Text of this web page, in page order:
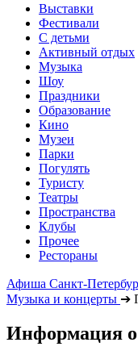
Выставки
Фестивали
С детьми
Активный отдых
Музыка
Шоу
Праздники
Образование
Кино
Музеи
Парки
Погулять
Туристу
Театры
Пространства
Клубы
Прочее
Рестораны
Афиша Санкт-
Музыка и концерты ➔
Информация